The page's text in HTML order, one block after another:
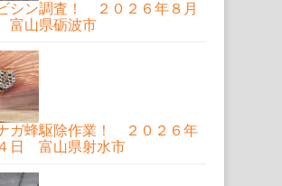
シン調査！ ２０２６年８月
富山県砺波市
ガ蜂駆除作業！ ２０２６年
日 富山県射水市